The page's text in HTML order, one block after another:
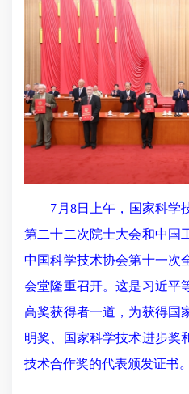
7月8日上午，国家科学
第二十二次院士大会和中国
中国科学技术协会第十一次
会堂隆重召开。这是习近平
高奖获得者一道，为获得国
明奖、国家科学技术进步奖
技术合作奖的代表颁发证书